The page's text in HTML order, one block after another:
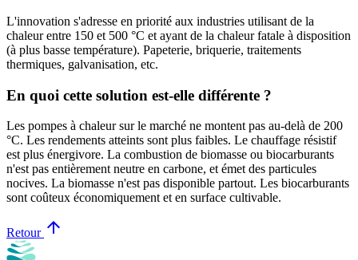
L'innovation s'adresse en priorité aux industries utilisant de la
chaleur entre 150 et 500 °C et ayant de la chaleur fatale à disposition
(à plus basse température). Papeterie, briquerie, traitements
thermiques, galvanisation, etc.
En quoi cette solution est-elle différente ?
Les pompes à chaleur sur le marché ne montent pas au-delà de 200
°C. Les rendements atteints sont plus faibles. Le chauffage résistif
est plus énergivore. La combustion de biomasse ou biocarburants
n'est pas entièrement neutre en carbone, et émet des particules
nocives. La biomasse n'est pas disponible partout. Les biocarburants
sont coûteux économiquement et en surface cultivable.
Retour arrow_upward